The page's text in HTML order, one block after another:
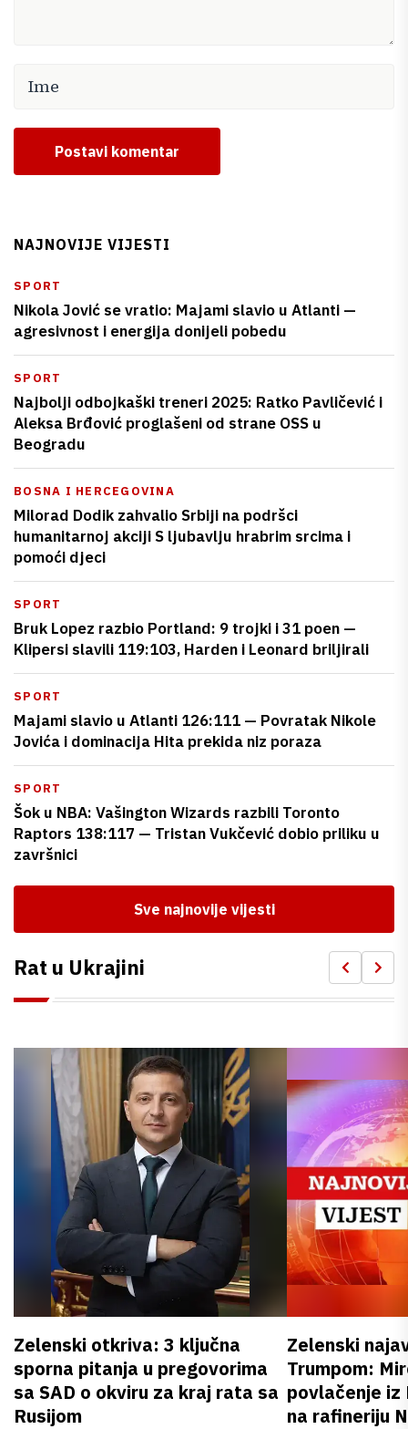
Postavi komentar
NAJNOVIJE VIJESTI
SPORT
Nikola Jović se vratio: Majami slavio u Atlanti —
agresivnost i energija donijeli pobedu
SPORT
Najbolji odbojkaški treneri 2025: Ratko Pavličević i
Aleksa Brđović proglašeni od strane OSS u
Beogradu
BOSNA I HERCEGOVINA
Milorad Dodik zahvalio Srbiji na podršci
humanitarnoj akciji S ljubavlju hrabrim srcima i
pomoći djeci
SPORT
Bruk Lopez razbio Portland: 9 trojki i 31 poen —
Klipersi slavili 119:103, Harden i Leonard briljirali
SPORT
Majami slavio u Atlanti 126:111 — Povratak Nikole
Jovića i dominacija Hita prekida niz poraza
SPORT
Šok u NBA: Vašington Wizards razbili Toronto
Raptors 138:117 — Tristan Vukčević dobio priliku u
završnici
Sve najnovije vijesti
Rat u Ukrajini
Zelenski otkriva: 3 ključna
sporna pitanja u pregovorima
sa SAD o okviru za kraj rata sa
Rusijom
Zelenski
Trumpom:
povlačenje iz
na rafineriju